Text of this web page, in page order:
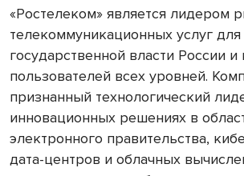
«Ростелеком» является лидером
телекоммуникационных услуг для
государственной власти России
пользователей всех уровней.
признанный технологический
инновационных решениях в
электронного правительства,
дата-центров и облачных